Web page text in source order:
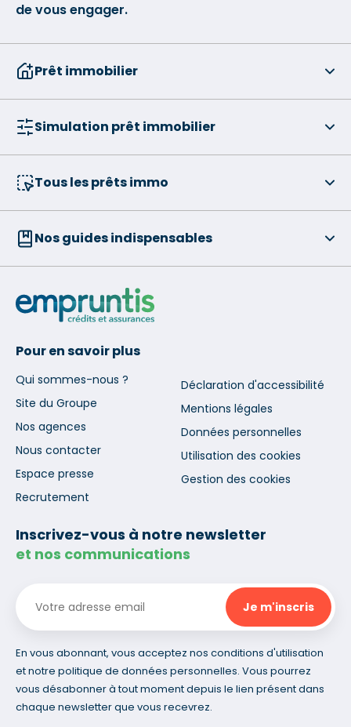
de vous engager.
Prêt immobilier
Simulation prêt immobilier
Tous les prêts immo
Nos guides indispensables
Pour en savoir plus
Qui sommes-nous ?
Site du Groupe
Nos agences
Nous contacter
Espace presse
Recrutement
Déclaration d'accessibilité
Mentions légales
Données personnelles
Utilisation des cookies
Gestion des cookies
Inscrivez-vous à notre newsletter
et nos communications
En vous abonnant, vous acceptez nos conditions d'utilisation
et notre politique de données personnelles. Vous pourrez
vous désabonner à tout moment depuis le lien présent dans
chaque newsletter que vous recevrez.